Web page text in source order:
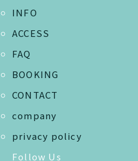
INFO
ACCESS
FAQ
BOOKING
CONTACT
company
privacy policy
Follow Us